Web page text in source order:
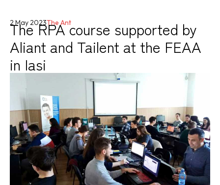
The RPA course supported by
Aliant and Tailent at the FEAA
in Iasi
2 May 2023The Ant